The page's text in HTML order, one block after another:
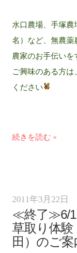
水口農場、手塚
名）など、無農
農家のお手伝い
ご興味のある方
ください
続きを読む »
2011年3月22日
≪終了≫6/
草取り体験
田）のご案